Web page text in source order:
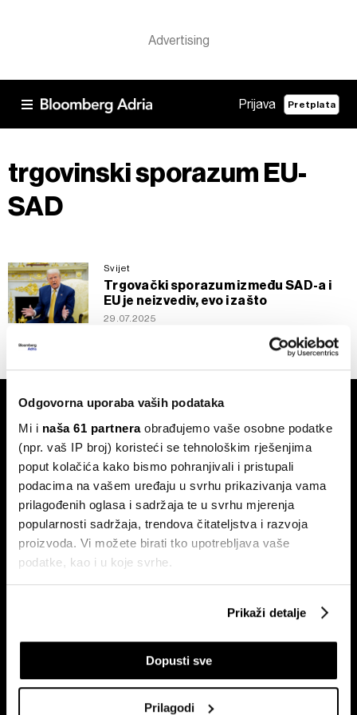
Odgovorna uporaba vaših podataka
Mi i naša 61 partneraobrađujemo vaše osobne podatke
(npr. vaš IP broj) koristeći se tehnološkim rješenjima
poput kolačića kako bismo pohranjivali i pristupali
podacima na vašem uređaju u svrhu prikazivanja vama
prilagođenih oglasa i sadržaja te u svrhu mjerenja
popularnosti sadržaja, trendova čitateljstva i razvoja
proizvoda. Vi možete birati tko upotrebljava vaše
podatke, kao i u koje svrhe.
Prikupljati podatke o vašoj geografskoj lokaciji,
koji mogu biti precizni do radijusa od nekoliko metara
Prepoznati vaš uređaj tako što ćemo aktivno
skenirati njegove određene karakteristike ("uzimanje
Prikaži detalje
Dopusti sve
Prilagodi
Prijava Pretplata
trgovinski sporazum EU-
SAD
Svijet
Trgovački sporazum između SAD-a i
EU je neizvediv, evo i zašto
29.07.2025
Pretplati se na
newsletter
Tržišta
Tehnologija
Bloomberg Adria događanja